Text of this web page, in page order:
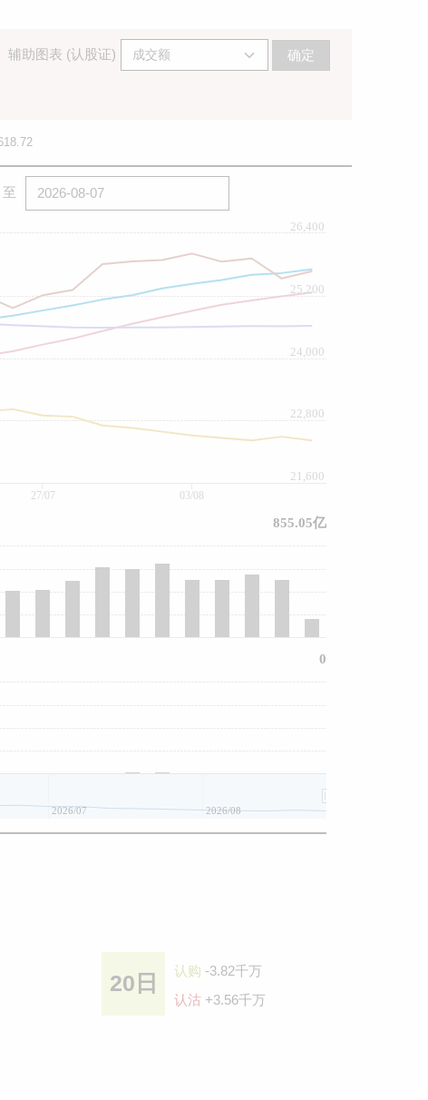
辅助图表 (认股证) 确定
至
21,600
22,800
24,000
25,200
26,400
27/07 03/08
2026/07 2026/08
855.05亿
0
20日 认购 -3.82千万
认沽 +3.56千万